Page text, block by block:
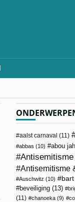
aalst carnaval (11)
abbas (10) abou
Antisemitisme
Auschwitz (10)
beveiliging (13)
(11)
chanoeka (9)